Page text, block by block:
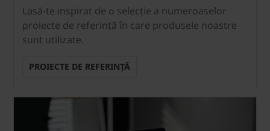
Lasă-te inspirat de o selecție a numeroaselor
proiecte de referință în care produsele noastre
sunt utilizate.
PROIECTE DE REFERINȚĂ